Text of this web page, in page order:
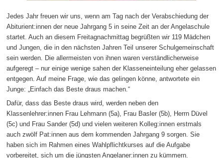
Jedes Jahr freuen wir uns, wenn am Tag nach der Verabschiedung der
Abiturient:innen der neue Jahrgang 5 in seine Zeit an der Angelaschule
startet. Auch an diesem Freitagnachmittag begrüßten wir 119 Mädchen
und Jungen, die in den nächsten Jahren Teil unserer Schulgemeinschaft
sein werden. Die allermeisten von ihnen waren verständlicherweise
aufgeregt – nur einige wenige sahen der Klasseneinteilung eher gelassen
entgegen. Auf meine Frage, wie das gelingen könne, antwortete ein
Junge: „Einfach das Beste draus machen.“
Dafür, dass das Beste draus wird, werden neben den
Klassenlehrer:innen Frau Lehmann (5a), Frau Basler (5b), Herrn Düvel
(5c) und Frau Sander (5d) und vielen weiteren Kolleg:innen erstmals
auch zwölf Pat:innen aus dem kommenden Jahrgang 9 sorgen. Sie
haben sich im Rahmen eines Wahlpflichtkurses auf die Aufgabe
vorbereitet, sich um die jüngsten Angelaner:innen zu kümmern.